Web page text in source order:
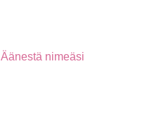
Äänestä nimeäsi